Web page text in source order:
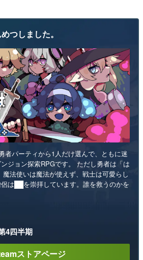
つしました。
者パーティから1人だけ選んで、ともに迷
ジョン探索RPGです。 ただし勇者は「は
法使いは魔法が使えず、戦士は可愛らし
は██を崇拝しています。誰を救うのかを
4四半期
ストアページ